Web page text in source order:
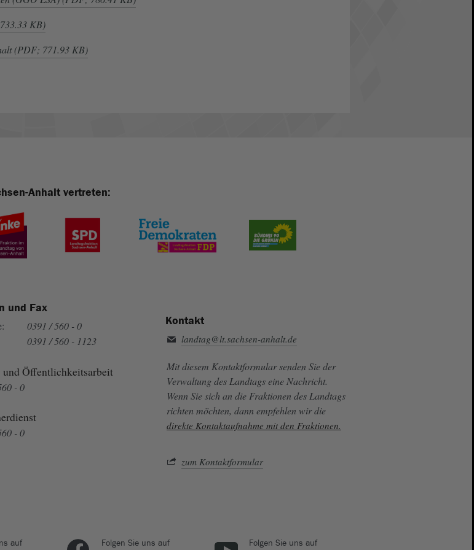
KB)
(PDF; 771.93 KB)
Anhalt vertreten:
und Fax
0391 / 560 - 0
0391 / 560 - 1123
und Öffentlichkeitsarbeit
- 0
- 0
Kontakt
landtag@lt.sachsen-anhalt.de
Mit diesem Kontaktformular senden Sie der
Verwaltung des Landtags eine Nachricht.
Wenn Sie sich an die Fraktionen des Landtags
richten möchten, dann empfehlen wir die
direkte Kontaktaufnahme mit den Fraktionen.
zum Kontaktformular
auf Folgen Sie uns auf Folgen Sie uns auf